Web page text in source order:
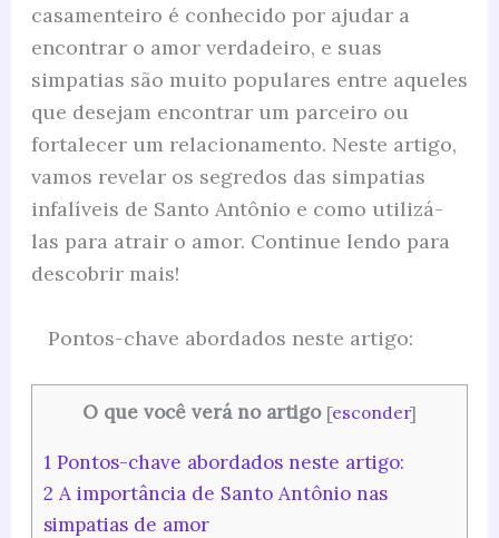
casamenteiro é conhecido por ajudar a
encontrar o amor verdadeiro, e suas
simpatias são muito populares entre aqueles
que desejam encontrar um parceiro ou
fortalecer um relacionamento. Neste artigo,
vamos revelar os segredos das simpatias
infalíveis de Santo Antônio e como utilizá-
las para atrair o amor. Continue lendo para
descobrir mais!
Pontos-chave abordados neste artigo:
O que você verá no artigo [esconder]
1Pontos-chave abordados neste artigo:
2 A importância de Santo Antônio nas
simpatias de amor